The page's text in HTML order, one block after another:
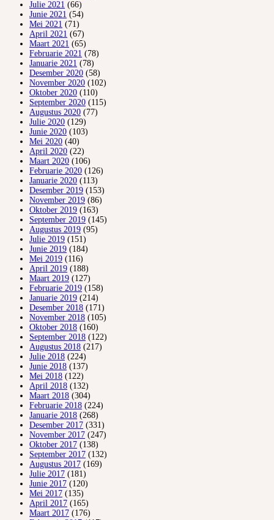
Julie 2021 (66)
Junie 2021 (54)
Mei 2021 (71)
April 2021 (67)
Maart 2021 (65)
Februarie 2021 (78)
Januarie 2021 (78)
Desember 2020 (58)
November 2020 (102)
Oktober 2020 (110)
September 2020 (115)
Augustus 2020 (77)
Julie 2020 (129)
Junie 2020 (103)
Mei 2020 (40)
April 2020 (22)
Maart 2020 (106)
Februarie 2020 (126)
Januarie 2020 (113)
Desember 2019 (153)
November 2019 (86)
Oktober 2019 (163)
September 2019 (145)
Augustus 2019 (95)
Julie 2019 (151)
Junie 2019 (184)
Mei 2019 (116)
April 2019 (188)
Maart 2019 (127)
Februarie 2019 (158)
Januarie 2019 (214)
Desember 2018 (171)
November 2018 (105)
Oktober 2018 (160)
September 2018 (122)
Augustus 2018 (217)
Julie 2018 (224)
Junie 2018 (137)
Mei 2018 (122)
April 2018 (132)
Maart 2018 (304)
Februarie 2018 (224)
Januarie 2018 (268)
Desember 2017 (331)
November 2017 (247)
Oktober 2017 (138)
September 2017 (132)
Augustus 2017 (169)
Julie 2017 (181)
Junie 2017 (120)
Mei 2017 (135)
April 2017 (165)
Maart 2017 (176)